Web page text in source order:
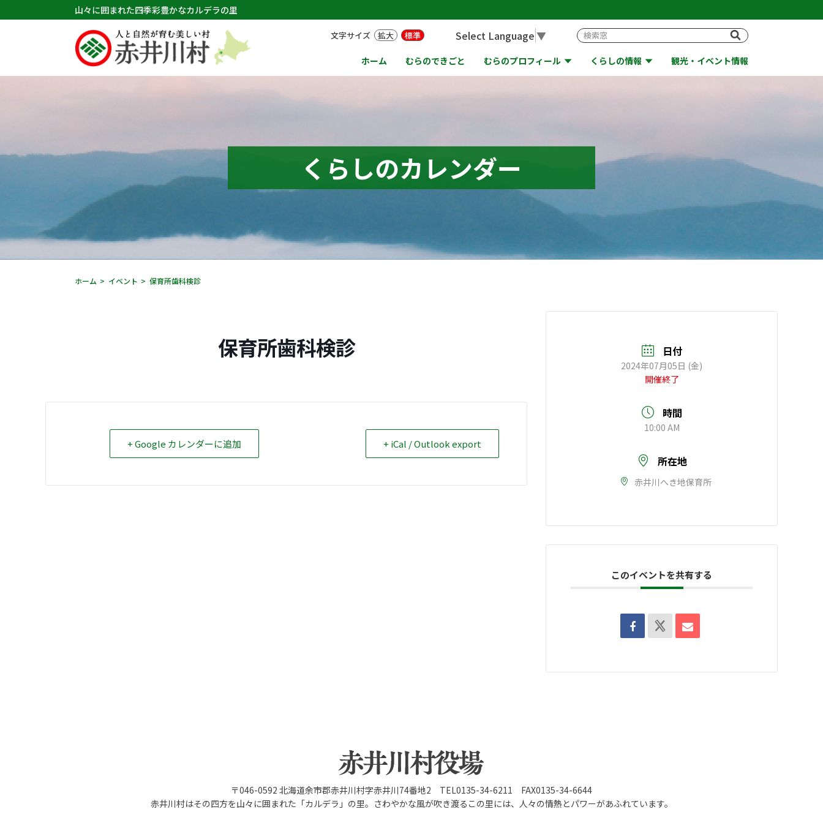
山々に囲まれた四季彩豊かなカルデラの里
ホーム むらのできごと むらのプロフィール くらしの情報 観光・イベント情報
文字サイズ 拡大 標準 Select Language▼
くらしのカレンダー
ホーム イベント 保育所歯科検診
保育所歯科検診
+ Google カレンダーに追加 + iCal / Outlook export
日付
2024年07月05日 (金)
開催終了
時間
10:00 AM
所在地
赤井川へき地保育所
このイベントを共有する
〒046-0592 北海道余市郡赤井川村字赤井川74番地2 TEL0135-34-6211 FAX0135-34-6644
赤井川村はその四方を山々に囲まれた「カルデラ」の里。さわやかな風が吹き渡るこの里には、人々の情熱とパワーがあふれています。